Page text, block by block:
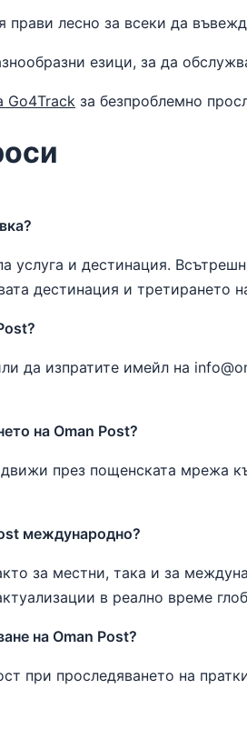
прави лесно за всеки да
езици, за да
Go4Track за безпроблемно
услуга и дестинация.
дестинация и третирането
да изпратите имейл на
на Oman Post?
през пощенската мрежа
международно?
за местни, така и за
в реално време
на Oman Post?
при проследяването на